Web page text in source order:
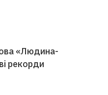
«Людина-
рекорди